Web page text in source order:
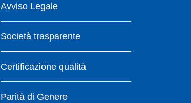
Avviso Legale
Società trasparente
Certificazione qualità
Parità di Genere